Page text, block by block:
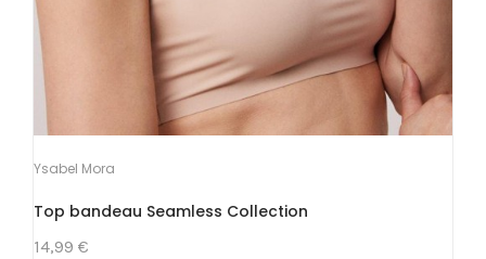
Ysabel Mora
Top bandeau Seamless Collection
14,99 €